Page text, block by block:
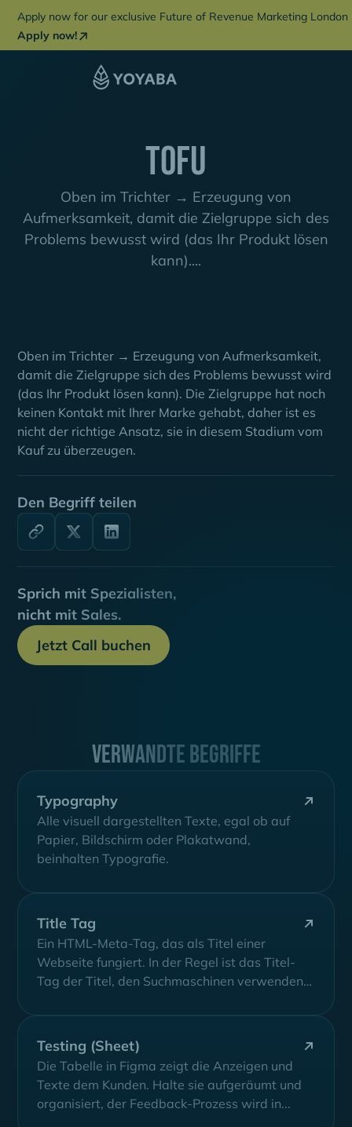
Apply now for our exclusive Future of Revenue Marketing
Apply now!
TOFU
Oben im Trichter → Erzeugung von
Aufmerksamkeit, damit die Zielgruppe sich des
Problems bewusst wird (das Ihr Produkt lösen
kann)....
Den Begriff teilen
Sprich mit Spezialisten,
nicht mit Sales.
Jetzt Call buchen
Oben im Trichter → Erzeugung von Aufmerksamkeit,
damit die Zielgruppe sich des Problems bewusst wird
(das Ihr Produkt lösen kann). Die Zielgruppe hat noch
keinen Kontakt mit Ihrer Marke gehabt, daher ist es
nicht der richtige Ansatz, sie in diesem Stadium vom
Kauf zu überzeugen.
Verwandte Begriffe
Typography
Alle visuell dargestellten Texte, egal ob auf
Papier, Bildschirm oder Plakatwand,
beinhalten Typografie.
Title Tag
Ein HTML-Meta-Tag, das als Titel einer
Webseite fungiert. In der Regel ist das Titel-
Tag der Titel, den Suchmaschinen verwenden,
Testing (Sheet)
Die Tabelle in Figma zeigt die Anzeigen und
Texte dem Kunden. Halte sie aufgeräumt und
organisiert, der Feedback-Prozess wird in...